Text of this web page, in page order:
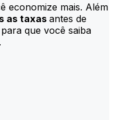
economize mais. Além
as taxas antes de
que você saiba